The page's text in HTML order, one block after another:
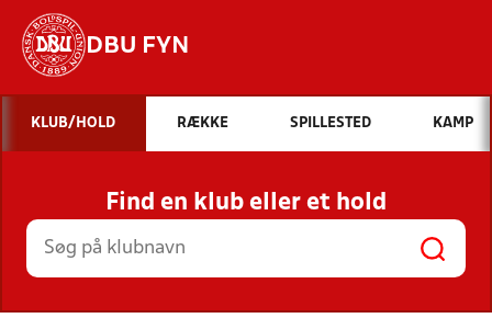
DBU FYN
Hvad vil du søge efter?
INDHOLD OG NYHEDER
STILLINGER, RESULTATER, KLUBBER OG
HOLD
KLUB/HOLD RÆKKE SPILLESTED KAMP
Find en klub eller et hold